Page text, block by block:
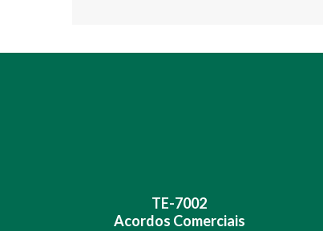
TE-7002
Acordos Comerciais